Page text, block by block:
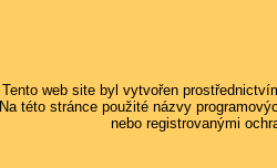
Tento web site byl vytvořen
Na této stránce použité názvy
nebo registrovanými